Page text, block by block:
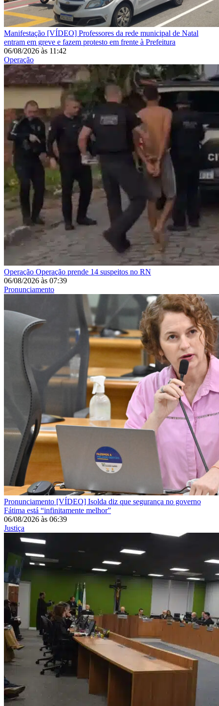
Manifestação [VÍDEO] Professores da rede municipal de Natal
entram em greve e fazem protesto em frente à Prefeitura
06/08/2026 às 11:42
Operação
Operação Operação prende 14 suspeitos no RN
06/08/2026 às 07:39
Pronunciamento
Pronunciamento [VÍDEO] Isolda diz que segurança no governo
Fátima está “infinitamente melhor”
06/08/2026 às 06:39
Justiça